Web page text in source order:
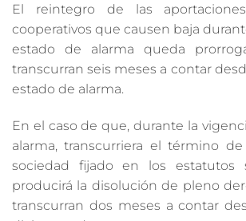
El reintegro de las
cooperativos que causen baja
estado de alarma queda
transcurran seis meses a contar
estado de alarma.
En el caso de que, durante la
alarma, transcurriera el término
sociedad fijado en los estatutos
producirá la disolución de pleno
transcurran dos meses a contar